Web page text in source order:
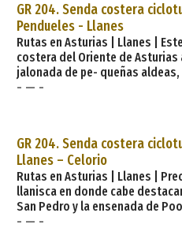
kilométrica, y en cruces y
GR 204. Senda costera
Pendueles - Llanes
Rutas en Asturias | Llanes |
costera del Oriente de
jalonada de pe- queñas
Ballota y acogedores paisajes
recreativa cercana a la playa de
- — -
GR 204. Senda costera
Llanes – Celorio
Rutas en Asturias | Llanes |
llanisca en donde cabe
San Pedro y la ensenada de
eterna lucha que mantienen los
- — -